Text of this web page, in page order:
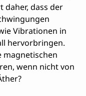
daher, dass der
Vibrationen in
hervorbringen.
magnetischen
wenn nicht von